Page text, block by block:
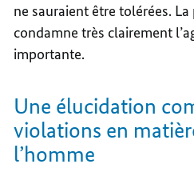
ne sauraient être tolérées.
condamne très clairement
importante.
Une élucidation
violations en
l’homme